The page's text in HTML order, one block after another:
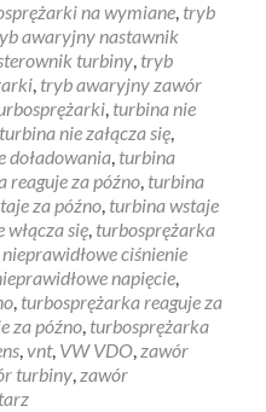
na wymiane, tryb
awaryjny nastawnik
turbiny, tryb
, tryb awaryjny zawór
, turbina nie
turbina nie załącza się,
doładowania, turbina
reaguje za późno, turbina
za późno, turbina wstaje
się, turbosprężarka
ciśnienie
napięcie,
, turbosprężarka reaguje za
za późno, turbosprężarka
,vnt, VW VDO,zawór
turbiny,zawór